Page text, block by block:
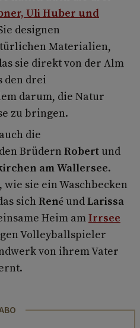
Uli Huber und
designen
Materialien,
sie direkt von der Alm
den drei
darum, die Natur
zu bringen.
die
Brüdern Robert und
am Wallersee.
sie ein Waschbecken
sich René undLarissa
Heim amIrrsee
Volleyballspieler
von ihrem Vater